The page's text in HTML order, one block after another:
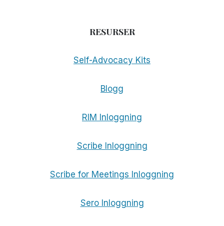
RESURSER
Self-Advocacy Kits
Blogg
RIM Inloggning
Scribe Inloggning
Scribe for Meetings Inloggning
Sero Inloggning